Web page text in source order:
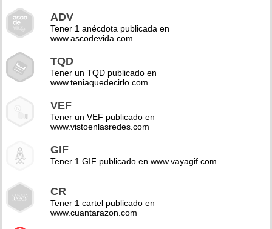
ADV
Tener 1 anécdota publicada en
www.ascodevida.com
TQD
Tener un TQD publicado en
www.teniaquedecirlo.com
VEF
Tener un VEF publicado en
www.vistoenlasredes.com
GIF
Tener 1 GIF publicado en www.vayagif.com
CR
Tener 1 cartel publicado en
www.cuantarazon.com